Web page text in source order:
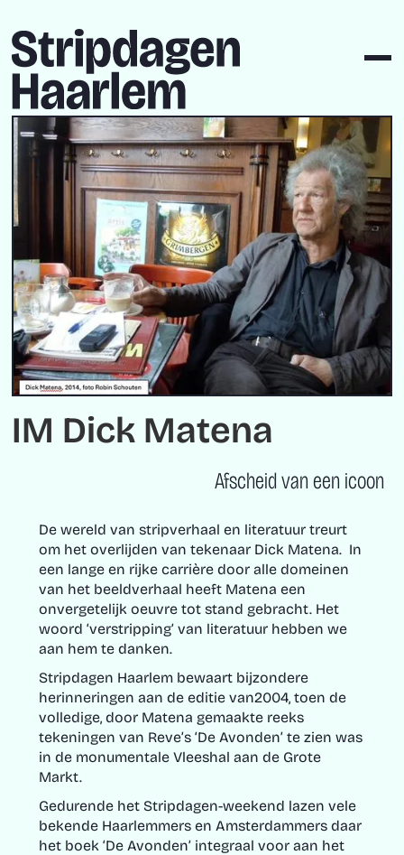
IM Dick Matena
Afscheid van een icoon
De wereld van stripverhaal en literatuur treurt
om het overlijden van tekenaar Dick Matena. In
een lange en rijke carrière door alle domeinen
van het beeldverhaal heeft Matena een
onvergetelijk oeuvre tot stand gebracht. Het
woord ‘verstripping’ van literatuur hebben we
aan hem te danken.
Stripdagen Haarlembewaart bijzondere
herinneringen aan de editie van2004, toen de
volledige, door Matena gemaakte reeks
tekeningen van Reve’s ‘De Avonden’ te zien was
in de monumentale Vleeshal aan de Grote
Markt.
Gedurende het Stripdagen-weekend lazen vele
bekende Haarlemmers en Amsterdammers daar
het boek ‘De Avonden’ integraal voor aan het